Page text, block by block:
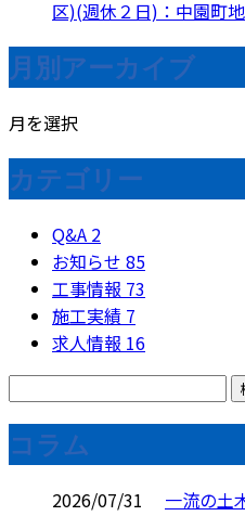
区)(週休２日)：中園町
月別アーカイブ
月を選択
カテゴリー
Q&A 2
お知らせ 85
工事情報 73
施工実績 7
求人情報 16
コラム
2026/07/31
一流の土